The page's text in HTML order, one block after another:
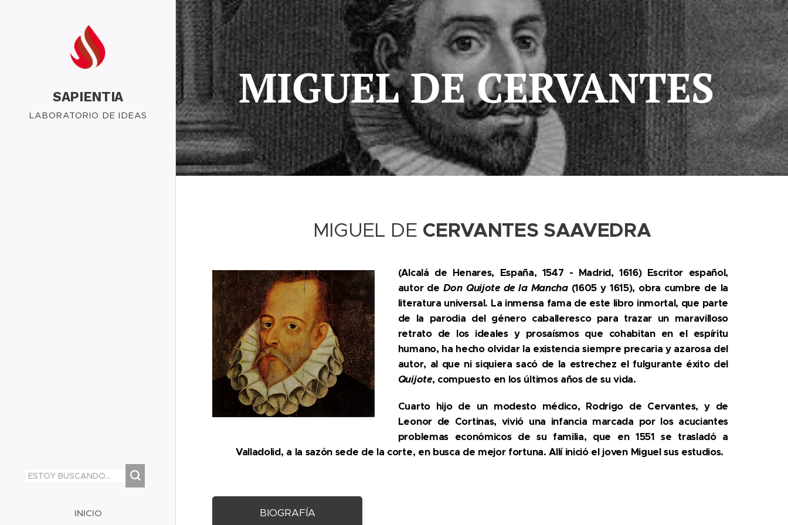
SAPIENTIA
LABORATORIO DE IDEAS
INICIO
MIGUEL DE CERVANTES
MIGUEL DE CERVANTES SAAVEDRA
(Alcalá de Henares, España, 1547 - Madrid, 1616) Escritor español,
autor de Don Quijote de la Mancha(1605 y 1615), obra cumbre de la
literatura universal. La inmensa fama de este libro inmortal, que parte
de la parodia del género caballeresco para trazar un maravilloso
retrato de los ideales y prosaísmos que cohabitan en el espíritu
humano, ha hecho olvidar la existencia siempre precaria y azarosa del
autor, al que ni siquiera sacó de la estrechez el fulgurante éxito del
Quijote, compuesto en los últimos años de su vida.
Cuarto hijo de un modesto médico, Rodrigo de Cervantes, y de
Leonor de Cortinas, vivió una infancia marcada por los acuciantes
problemas económicos de su familia, que en 1551 se trasladó a
Valladolid, a la sazón sede de la corte, en busca de mejor fortuna. Allí inició el joven Miguel sus estudios.
BIOGRAFÍA